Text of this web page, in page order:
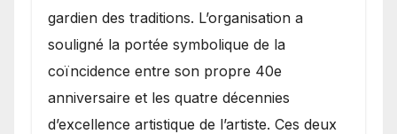
gardien des traditions. L’organisation a
souligné la portée symbolique de la
coïncidence entre son propre 40e
anniversaire et les quatre décennies
d’excellence artistique de l’artiste. Ces deux